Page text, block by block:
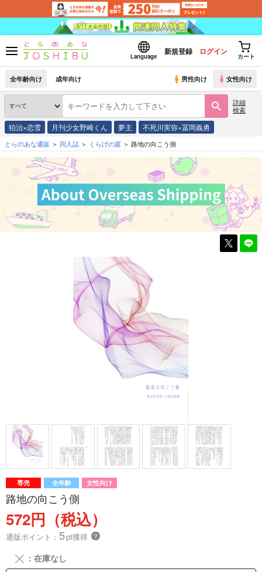
Language
新規登録 ログイン
カート
全年齢向け 成年向け 男性向け 女性向け
詳細
検索
狛治×恋雪 月刊少女野崎くん 夢主 不死川実弥×冨岡義勇
とらのあな通販 同人誌 くらげの庭 路地の向こう側
専売 全年齢 女性向け
路地の向こう側
572円（税込）
通販ポイント： 5pt獲得 ？
╳ ：在庫なし